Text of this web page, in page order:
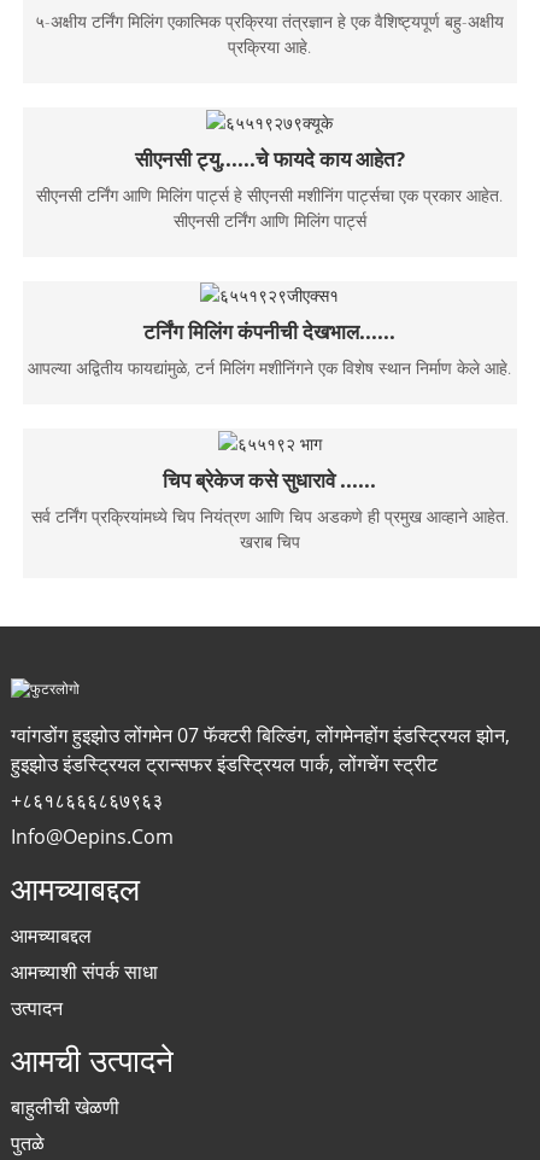
५-अक्षीय टर्निंग मिलिंग एकात्मिक प्रक्रिया तंत्रज्ञान हे एक वैशिष्ट्यपूर्ण बहु-अक्षीय
प्रक्रिया आहे.
सीएनसी ट्यु......चे फायदे काय आहेत?
सीएनसी टर्निंग आणि मिलिंग पार्ट्स हे सीएनसी मशीनिंग पार्ट्सचा एक प्रकार आहेत.
सीएनसी टर्निंग आणि मिलिंग पार्ट्स
टर्निंग मिलिंग कंपनीची देखभाल......
आपल्या अद्वितीय फायद्यांमुळे, टर्न मिलिंग मशीनिंगने एक विशेष स्थान निर्माण केले आहे.
चिप ब्रेकेज कसे सुधारावे ......
सर्व टर्निंग प्रक्रियांमध्ये चिप नियंत्रण आणि चिप अडकणे ही प्रमुख आव्हाने आहेत.
खराब चिप
ग्वांगडोंग हुइझोउ लोंगमेन 07 फॅक्टरी बिल्डिंग, लोंगमेनहोंग इंडस्ट्रियल झोन,
हुइझोउ इंडस्ट्रियल ट्रान्सफर इंडस्ट्रियल पार्क, लोंगचेंग स्ट्रीट
+८६१८६६६८६७९६३
Info@oepins.com
आमच्याबद्दल
आमच्याबद्दल
आमच्याशी संपर्क साधा
उत्पादन
आमची उत्पादने
बाहुलीची खेळणी
पुतळे